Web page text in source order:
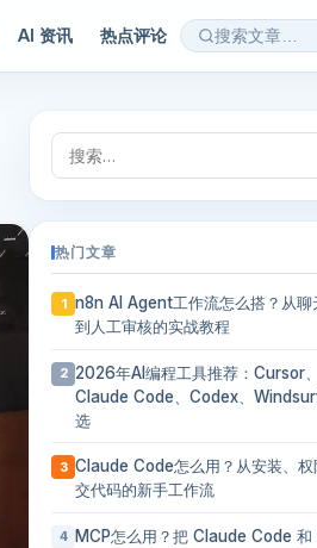
AI 资讯 热点评论
索：
热门文章
1 n8n AI Agent工作流怎么搭？从聊
到人工审核的实战教程
2 2026年AI编程工具推荐：Cursor、
Claude Code、Codex、
选
3 Claude Code怎么用？从安装、权
交代码的新手工作流
4
MCP怎么用？把 Claude Code